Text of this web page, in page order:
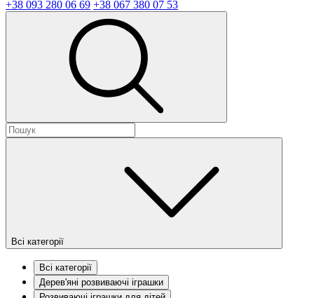
+38 093 280 06 69 +38 067 380 07 53
Всі категорії
Всі категорії
Дерев'яні розвиваючі іграшки